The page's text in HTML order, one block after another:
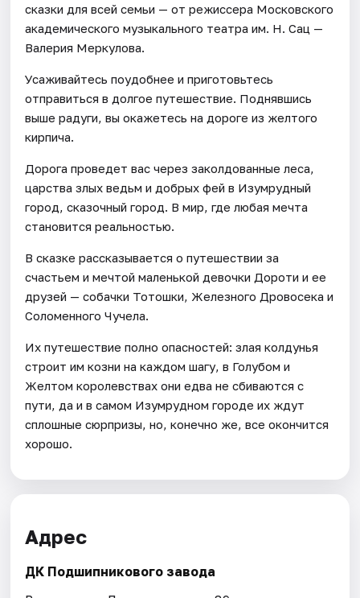
сказки для всей семьи — от режиссера Московского
академического музыкального театра им. Н. Сац —
Валерия Меркулова.
Усаживайтесь поудобнее и приготовьтесь
отправиться в долгое путешествие. Поднявшись
выше радуги, вы окажетесь на дороге из желтого
кирпича.
Дорога проведет вас через заколдованные леса,
царства злых ведьм и добрых фей в Изумрудный
город, сказочный город. В мир, где любая мечта
становится реальностью.
В сказке рассказывается о путешествии за
счастьем и мечтой маленькой девочки Дороти и ее
друзей — собачки Тотошки, Железного Дровосека и
Соломенного Чучела.
Их путешествие полно опасностей: злая колдунья
строит им козни на каждом шагу, в Голубом и
Желтом королевствах они едва не сбиваются с
пути, да и в самом Изумрудном городе их ждут
сплошные сюрпризы, но, конечно же, все окончится
хорошо.
Адрес
ДК Подшипникового завода